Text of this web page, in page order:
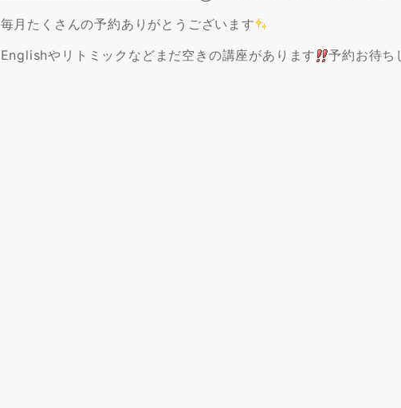
毎月たくさんの予約ありがとうございます
Englishやリトミックなどまだ空きの講座があります
予約お待ち